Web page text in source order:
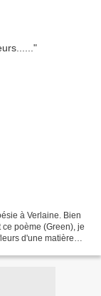
à Verlaine. Bien
poème (Green), je
d'une matière